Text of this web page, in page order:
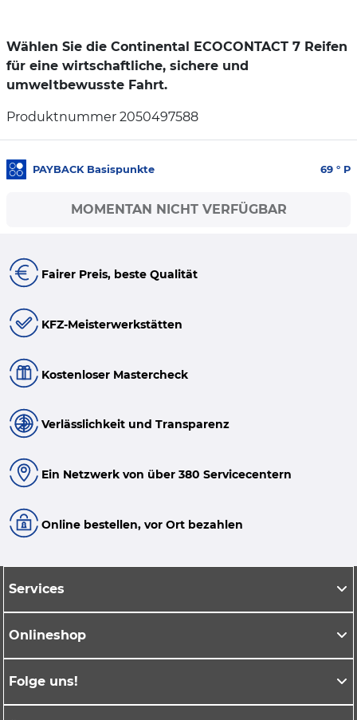
Wählen Sie die Continental ECOCONTACT 7 Reifen
für eine wirtschaftliche, sichere und
umweltbewusste Fahrt.
Produktnummer 2050497588
PAYBACK Basispunkte 69 ° P
MOMENTAN NICHT VERFÜGBAR
Fairer Preis, beste Qualität
KFZ-Meisterwerkstätten
Kostenloser Mastercheck
Verlässlichkeit und Transparenz
Ein Netzwerk von über 380 Servicecentern
Online bestellen, vor Ort bezahlen
Services
Onlineshop
Folge uns!